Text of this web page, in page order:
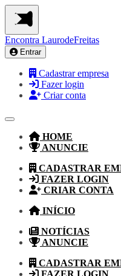
Encontra LaurodeFreitas
Entrar
Cadastrar empresa
Fazer login
Criar conta
HOME
ANUNCIE
CADASTRAR
FAZER LOGIN
CRIAR CONTA
INÍCIO
NOTÍCIAS
ANUNCIE
CADASTRAR
FAZER LOGIN